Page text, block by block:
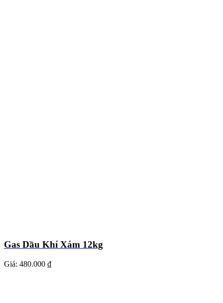
Gas Dầu Khí Xám 12kg
Giá: 480.000 ₫